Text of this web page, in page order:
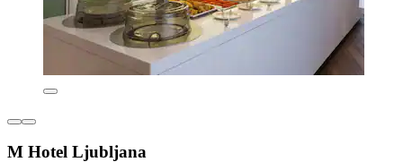
M Hotel Ljubljana